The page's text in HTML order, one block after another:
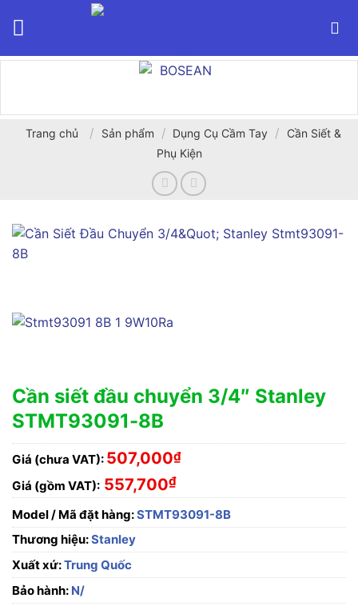
Trang chủ / Sản phẩm / Dụng Cụ Cầm Tay /
Cần Siết &
Phụ Kiện
Cần siết đầu chuyển 3/4″ Stanley
STMT93091-8B
Giá (chưa VAT): 507,000₫
Giá (gồm VAT): 557,700₫
Model / Mã đặt hàng:STMT93091-8B
Thương hiệu:Stanley
Xuất xứ:Trung Quốc
Bảo hành: N/